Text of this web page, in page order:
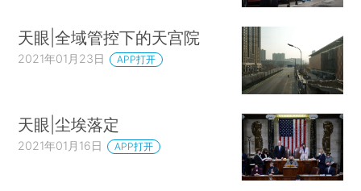
天眼|全域管控下的天宫院
2021年01月23日 APP打开
天眼|尘埃落定
2021年01月16日 APP打开